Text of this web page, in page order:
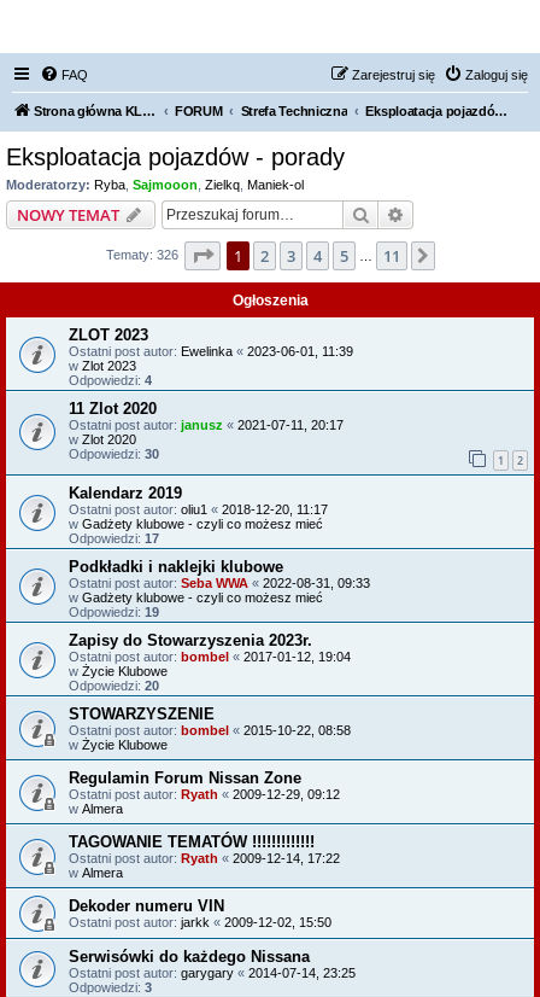
FAQ Zaloguj się
Zarejestruj się
Strona główna KLUBU FORUM Strefa Techniczna Eksploatacja pojazdów - porady
Eksploatacja pojazdów - porady
Moderatorzy: Ryba Sajmooon Zielkq Maniek-ol
NOWY TEMAT Szukaj
Tematy: 326 Strona1 z11
1 2 3 4 5 11
Ogłoszenia
ZLOT 2023
Ostatni post autor: Ewelinka « 2023-06-01, 11:39
w Zlot 2023
Odpowiedzi: 4
11 Zlot 2020
Ostatni post autor: janusz « 2021-07-11, 20:17
w Zlot 2020
Odpowiedzi: 30 1 2
Kalendarz 2019
Ostatni post autor: oliu1 « 2018-12-20, 11:17
w Gadżety klubowe - czyli co możesz mieć
Odpowiedzi: 17
Podkładki i naklejki klubowe
Ostatni post autor: Seba WWA « 2022-08-31, 09:33
w Gadżety klubowe - czyli co możesz mieć
Odpowiedzi: 19
Zapisy do Stowarzyszenia 2023r.
Ostatni post autor: bombel « 2017-01-12, 19:04
w Życie Klubowe
Odpowiedzi: 20
STOWARZYSZENIE
Ostatni post autor: bombel « 2015-10-22, 08:58
w Życie Klubowe
Regulamin Forum Nissan Zone
Ostatni post autor: Ryath « 2009-12-29, 09:12
w Almera
TAGOWANIE TEMATÓW !!!!!!!!!!!!!
Ostatni post autor: Ryath « 2009-12-14, 17:22
w Almera
Dekoder numeru VIN
Ostatni post autor: jarkk « 2009-12-02, 15:50
Serwisówki do każdego Nissana
Ostatni post autor: garygary « 2014-07-14, 23:25
Odpowiedzi: 3